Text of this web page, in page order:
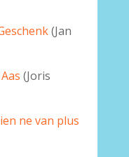
(Jan
Aas (Joris
ne van plus